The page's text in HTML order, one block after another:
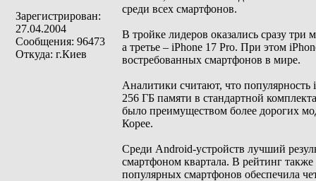
Зарегистрирован:
27.04.2004
Сообщения: 96473
Откуда: г.Киев
среди всех смартфонов.
В тройке лидеров оказались сразу три
а третье – iPhone 17 Pro. При этом
востребованных смартфонов в мире.
Аналитики считают, что популярность
256 ГБ памяти в стандартной
было преимуществом более дорогих
Корее.
Среди Android-устройств лучший
смартфоном квартала. В рейтинг
популярных смартфонов обеспечила